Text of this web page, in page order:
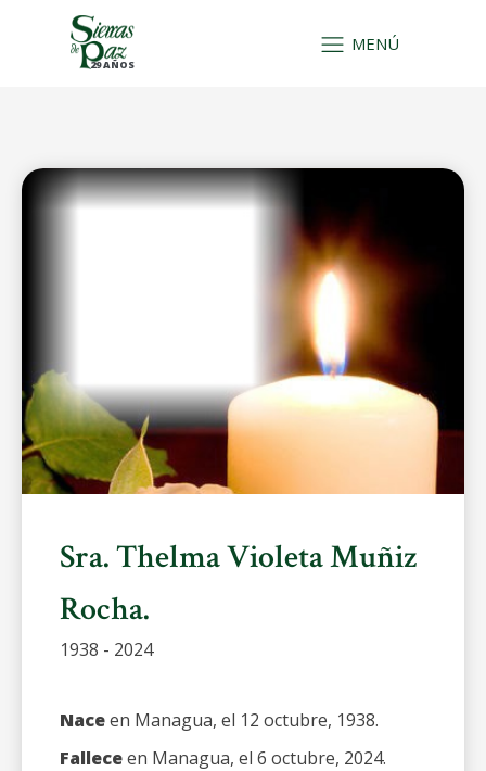
29 AÑOS
MENÚ
Sra. Thelma Violeta Muñiz
Rocha.
1938 - 2024
Naceen Managua, el 12 octubre, 1938.
Falleceen Managua, el 6 octubre, 2024.